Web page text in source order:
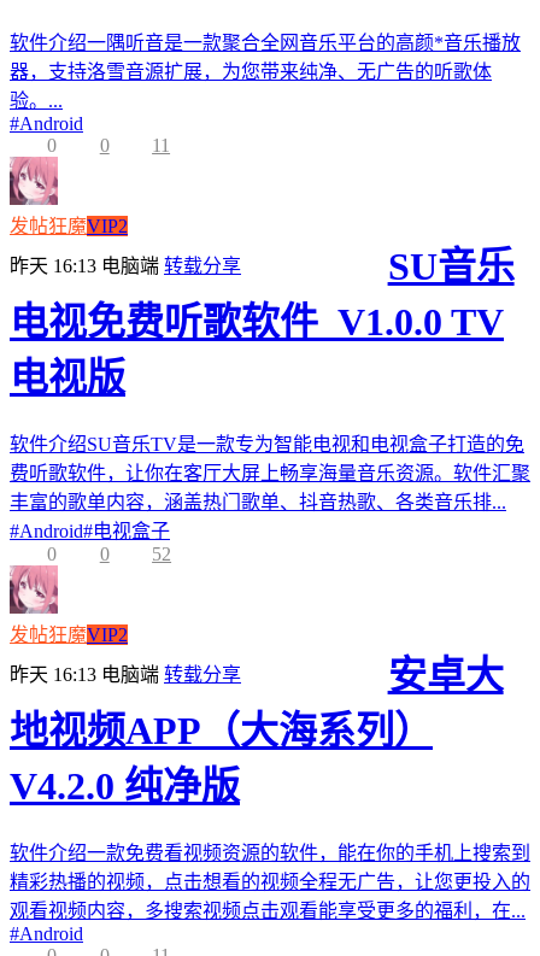
软件介绍一隅听音是一款聚合全网音乐平台的高颜*音乐播放
器，支持洛雪音源扩展，为您带来纯净、无广告的听歌体
验。...
#Android
0
0 11
发帖狂魔VIP2
昨天 16:13 电脑端 转载分享
SU音乐
电视免费听歌软件_V1.0.0 TV
电视版
软件介绍SU音乐TV是一款专为智能电视和电视盒子打造的免
费听歌软件，让你在客厅大屏上畅享海量音乐资源。软件汇聚
丰富的歌单内容，涵盖热门歌单、抖音热歌、各类音乐排...
#Android#电视盒子
0
0 52
发帖狂魔VIP2
昨天 16:13 电脑端 转载分享
安卓大
地视频APP（大海系列）
V4.2.0 纯净版
软件介绍一款免费看视频资源的软件，能在你的手机上搜索到
精彩热播的视频，点击想看的视频全程无广告，让您更投入的
观看视频内容，多搜索视频点击观看能享受更多的福利，在...
#Android